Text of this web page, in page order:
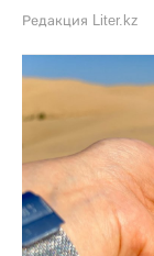
Редакция Liter.kz